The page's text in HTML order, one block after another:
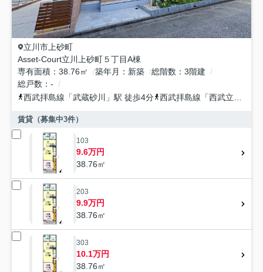
立川市 上砂町
Asset-Court立川上砂町５丁目A棟
専有面積
38.76㎡ 築年月 新築 総階数
3階建
総戸数
-
西武拝島線 「武蔵砂川 」駅 徒歩4分 西武拝島線 「西武立川
賃貸（募集中3件）
103
9.6万円
38.76㎡
203
9.9万円
38.76㎡
303
10.1万円
38.76㎡